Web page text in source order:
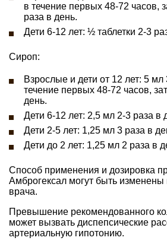
в течение первых 48-72 часов,
раза в день.
Дети 6-12 лет: ½ таблетки 2-3
Сироп:
Взрослые и дети от 12 лет: 5 мл
течение первых 48-72 часов,
день.
Дети 6-12 лет: 2,5 мл 2-3 раза в
Дети 2-5 лет: 1,25 мл 3 раза в
Дети до 2 лет: 1,25 мл 2 раза в
Способ применения и дозировка
Амброгексал могут быть
врача.
Превышение рекомендованного
может вызвать диспепсические
артериальную гипотонию.